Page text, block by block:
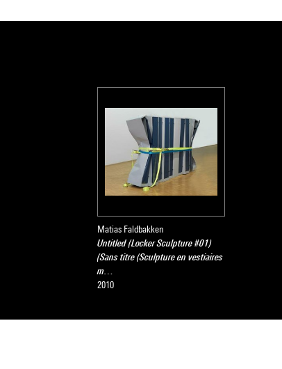
Matias Faldbakken
Untitled (Locker Sculpture #01)
(Sans titre (Sculpture en vestiaires
m…
2010